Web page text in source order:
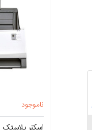
ناموجود